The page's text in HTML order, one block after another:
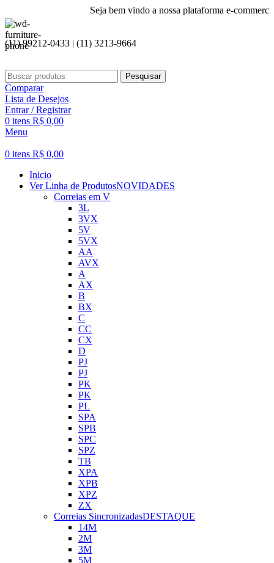
Seja bem vindo a nossa plataforma e-commerce!
(11) 99212-0433 | (11) 3213-9664
Pesquisar
Comparar
Lista de Desejos
Entrar / Registrar
0 itens R$ 0,00
Menu
0 itens R$ 0,00
Inicio
Ver Linha de ProdutosNOVIDADES
Correias em V
3L
3VX
5V
5VX
AA
AVX
A
AX
B
BX
C
CC
CX
D
PJ
PJ
PK
PK
PL
SPA
SPB
SPC
SPZ
TB
XPA
XPB
XPZ
ZX
Correias SincronizadasDESTAQUE
14M
2M
3M
5M